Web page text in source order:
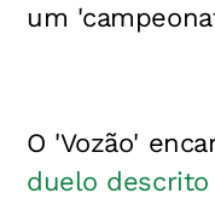
um
O 'Vozão'
duelo